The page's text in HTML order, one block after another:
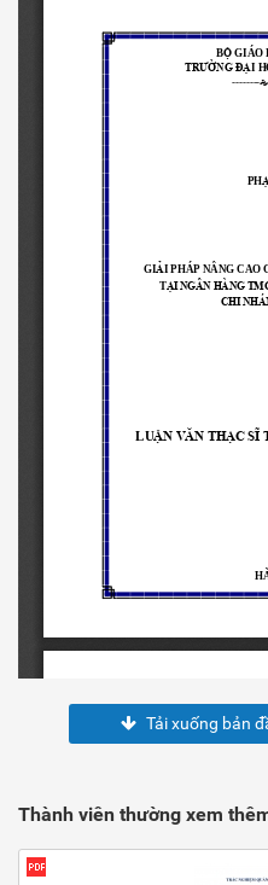
Tải xuống bản
Thành viên thường xem